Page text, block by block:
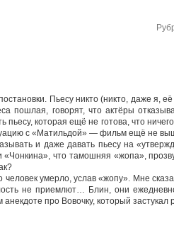
Пьесу никто (никто, даже я,
пошлая, говорят, что актёры
пьесу, которая ещё не готова, что
с «Матильдой» — фильм ещё не
и даже давать пьесу на
что тамошняя «жопа»,
умерло, услав «жопу». Мне
не приемлют… Блин, они
про Вовочку, который